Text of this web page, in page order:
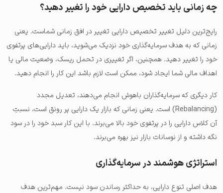
چه زمانی باید تخصیص دارایی خود را تغییر دهید؟
رایج‌ترین دلیل تغییر تخصیص دارایی تغییر در افق زمانی شماست. یعنی
زمانی که به هدف سرمایه‌گذاری خود نزدیک می‌شوید، باید دارایی‌های پرتفوی
خود را تغییر دهید. همچنین، اگر تغییری در تحمل ریسک، وضعیت مالی یا
اهداف مالی شما ایجاد شود، ممکن است لازم باشد این کار را انجام دهید.
کار دیگری که سرمایه‌گذاران باهوش انجام می‌دهند، تعدیل مجدد
(Rebalancing) است. یعنی زمانی که بازار یک دارایی پر رونق است، نسبتِ
آن کلاس دارایی را در پرتفوی خود بالا می‌برند. با این کار سبد خود را در سود
نگه داشته و از نوسانات بازار نیز بهره می‌برند.
استراتژی هوشمند در سرمایه‌گذاری
هدف اصلی تنوع دارایی، به حداکثر رساندن سود نیست. مهم‌ترین هدف